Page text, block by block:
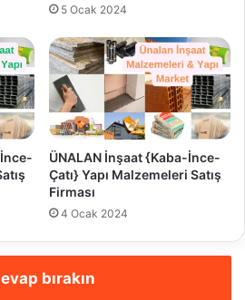
5 Ocak 2024
ÜNALAN İnşaat {Kaba-İnce-
Çatı} Yapı Malzemeleri Satış
Firması
4 Ocak 2024
bırakın